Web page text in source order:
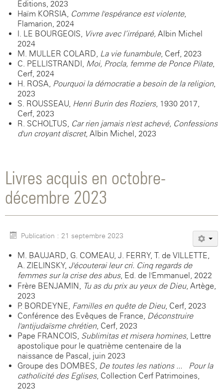
Editions, 2023
Haïm KORSIA, Comme l'espérance est violente,
Flamarion, 2024
I. LE BOURGEOIS, Vivre avec l’irréparé, Albin Michel
2024
M. MULLER-COLARD, La vie funambule, Cerf, 2023
C. PELLISTRANDI, Moi, Procla, femme de Ponce Pilate,
Cerf, 2024
H. ROSA, Pourquoi la démocratie a besoin de la religion,
2023
S. ROUSSEAU, Henri Burin des Roziers, 1930-2017,
Cerf, 2023
R. SCHOLTUS, Car rien jamais n'est achevé, Confessions
d'un croyant discret, Albin Michel, 2023
Livres acquis en octobre-
décembre 2023
Publication : 21 septembre 2023
M. BAUJARD, G. COMEAU, J. FERRY, T. de VILLETTE,
A. ZIELINSKY, J'écouterai leur cri. Cinq regards de
femmes sur la crise des abus, Ed. de l'Emmanuel, 2022
Frère BENJAMIN, Tu as du prix au yeux de Dieu, Artège,
2023
P. BORDEYNE, Familles en quête de Dieu, Cerf, 2023
Conférence des Evêques de France, Déconstruire
l'antijudaïsme chrétien, Cerf, 2023
Pape FRANCOIS, Sublimitas et misera homines, Lettre
apostolique pour le quatrième centenaire de la
naissance de Pascal, juin 2023
Groupe des DOMBES, De toutes les nations ... Pour la
catholicité des Eglises, Collection Cerf-Patrimoines,
2023